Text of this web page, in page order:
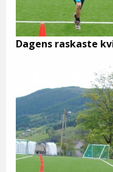
Dagens raskaste